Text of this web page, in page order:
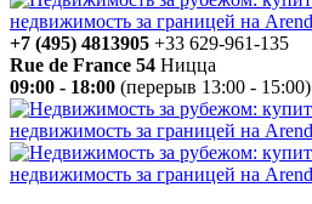
+7 (495) 4813905 +33 629-961-135
Rue de France 54 Ницца
09:00 - 18:00 (перерыв 13:00 - 15:00)